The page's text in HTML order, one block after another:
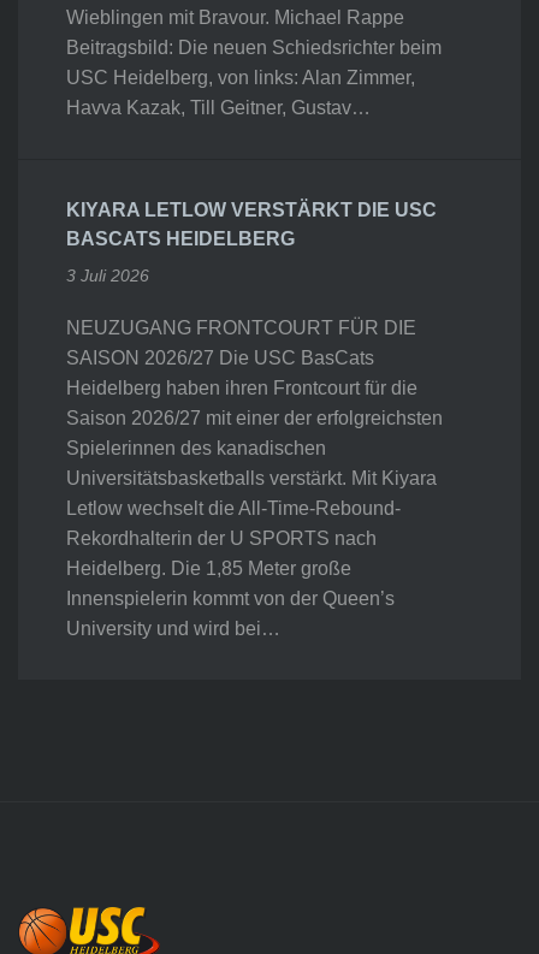
Wieblingen mit Bravour. Michael Rappe
Beitragsbild: Die neuen Schiedsrichter beim
USC Heidelberg, von links: Alan Zimmer,
Havva Kazak, Till Geitner, Gustav…
KIYARA LETLOW VERSTÄRKT DIE USC
BASCATS HEIDELBERG
3 Juli 2026
NEUZUGANG FRONTCOURT FÜR DIE
SAISON 2026/27 Die USC BasCats
Heidelberg haben ihren Frontcourt für die
Saison 2026/27 mit einer der erfolgreichsten
Spielerinnen des kanadischen
Universitätsbasketballs verstärkt. Mit Kiyara
Letlow wechselt die All-Time-Rebound-
Rekordhalterin der U SPORTS nach
Heidelberg. Die 1,85 Meter große
Innenspielerin kommt von der Queen’s
University und wird bei…